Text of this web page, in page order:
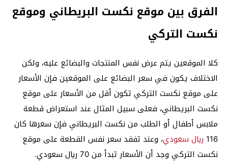
الفرق بين موقع نكست البريطاني وموقع
نكست التركي
كلا الموقعين يتم عرض نفس المنتجات والبضائع عليه، ولكن
الاختلاف يكون في سعر البضائع على الموقعين فإن الأسعار
على موقع نكست التركي تكون أقل من الأسعار على موقع
نكست البريطاني، فعلى سبيل المثال عند استعراض قطعة
ملابس أطفال أو الطلب من نكست البريطاني فإن سعرها كان
116 ريال سعودي، وعند تفقد سعر نفس القطعة على موقع
نكست التركي وجد أن الأسعار تبدأ من 70 ريال سعودي.